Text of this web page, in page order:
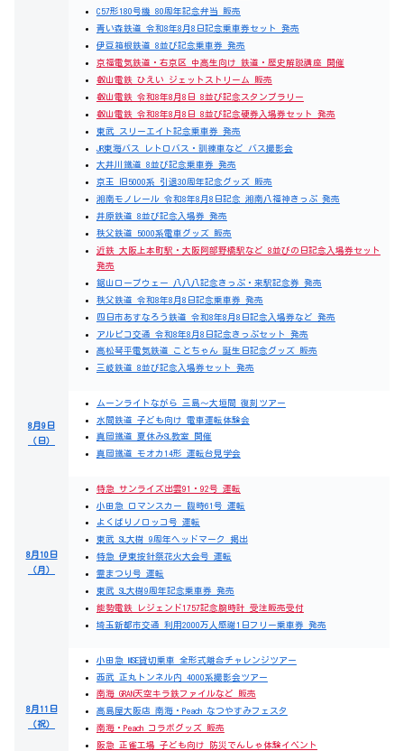
C57形180号機 80周年記念弁当 販売
青い森鉄道 令和8年8月8日記念乗車券セット 発売
伊豆箱根鉄道 8並び記念乗車券 発売
京福電気鉄道・右京区 中高生向け 鉄道・歴史解説講座 開催
叡山電鉄 ひえい ジェットストリーム 販売
叡山電鉄 令和8年8月8日 8並び記念スタンプラリー
叡山電鉄 令和8年8月8日 8並び記念硬券入場券セット 発売
東武 スリーエイト記念乗車券 発売
JR東海バス レトロバス・訓練車など バス撮影会
大井川鐵道 8並び記念乗車券 発売
京王 旧5000系 引退30周年記念グッズ 販売
湘南モノレール 令和8年8月8日記念 湘南八福神きっぷ 発売
井原鉄道 8並び記念入場券 発売
秩父鉄道 5000系電車グッズ 販売
近鉄 大阪上本町駅・大阪阿部野橋駅など 8並びの日記念入場券セット
発売
鋸山ロープウェー 八八八記念きっぷ・来駅記念券 発売
秩父鉄道 令和8年8月8日記念乗車券 発売
四日市あすなろう鉄道 令和8年8月8日記念入場券など 発売
アルピコ交通 令和8年8月8日記念きっぷセット 発売
高松琴平電気鉄道 ことちゃん 誕生日記念グッズ 販売
三岐鉄道 8並び記念入場券セット 発売
8月9日
（日）
ムーンライトながら 三島～大垣間 復刻ツアー
水間鉄道 子ども向け 電車運転体験会
真岡鐵道 夏休みSL教室 開催
真岡鐵道 モオカ14形 運転台見学会
8月10日
（月）
特急 サンライズ出雲91・92号 運転
小田急 ロマンスカー 臨時61号 運転
よくばりノロッコ号 運転
東武 SL大樹 9周年ヘッドマーク 掲出
特急 伊東按針祭花火大会号 運転
霊まつり号 運転
東武 SL大樹9周年記念乗車券 発売
能勢電鉄 レジェンド1757記念腕時計 受注販売受付
埼玉新都市交通 利用2000万人感謝1日フリー乗車券 発売
8月11日
（祝）
小田急 MSE貸切乗車 全形式離合チャレンジツアー
西武 正丸トンネル内 4000系撮影会ツアー
南海 GRAN天空キラ鉄ファイルなど 販売
高島屋大阪店 南海・Peach なつやすみフェスタ
南海・Peach コラボグッズ 販売
阪急 正雀工場 子ども向け 防災でんしゃ体験イベント